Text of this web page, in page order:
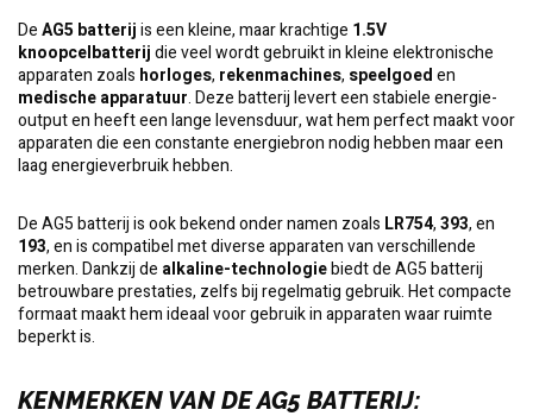
DeAG5 batterijis een kleine, maar krachtige 1.5V
knoopcelbatterijdie veel wordt gebruikt in kleine elektronische
apparaten zoals horloges, rekenmachines, speelgoeden
medische apparatuur. Deze batterij levert een stabiele energie-
output en heeft een lange levensduur, wat hem perfect maakt voor
apparaten die een constante energiebron nodig hebben maar een
laag energieverbruik hebben.
De AG5 batterij is ook bekend onder namen zoals LR754,393, en
193, en is compatibel met diverse apparaten van verschillende
merken. Dankzij de alkaline-technologiebiedt de AG5 batterij
betrouwbare prestaties, zelfs bij regelmatig gebruik. Het compacte
formaat maakt hem ideaal voor gebruik in apparaten waar ruimte
beperkt is.
KENMERKEN VAN DE AG5 BATTERIJ: